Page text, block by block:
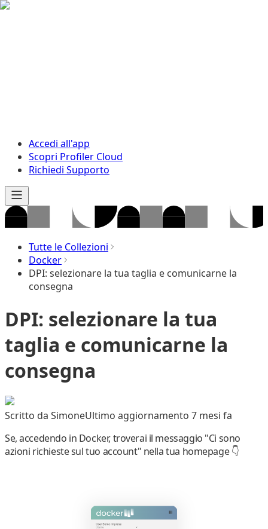
Accedi all'app
Scopri Profiler Cloud
Richiedi Supporto
Tutte le Collezioni
Docker
DPI: selezionare la tua taglia e comunicarne la
consegna
DPI: selezionare la tua
taglia e comunicarne la
consegna
Scritto da SimoneUltimo aggiornamento 7 mesi fa
Se, accedendo in Docker, troverai il messaggio "Ci sono
azioni richieste sul tuo account" nella tua homepage👇